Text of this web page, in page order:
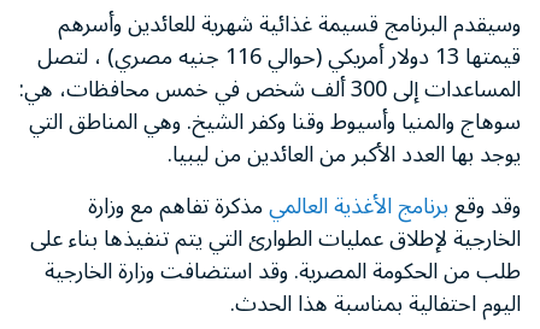
وسيقدم البرنامج قسيمة غذائية شهرية للعائدين وأسرهم
قيمتها13 دولار أمريكي(حوالي116 جنيه مصري) ، لتصل
المساعدات إلى300ألف شخص في خمس محافظات، هي:
سوهاج والمنيا وأسيوط وقنا وكفر الشيخ. وهي المناطق التي
يوجد بها العدد الأكبر من العائدين من ليبيا.
وقد وقعبرنامج الأغذية العالميمذكرة تفاهم مع وزارة
الخارجية لإطلاق عمليات الطوارئ التي يتم تنفيذها بناء على
طلب من الحكومة المصرية. وقد استضافت وزارة الخارجية
اليوم احتفالية بمناسبة هذا الحدث.